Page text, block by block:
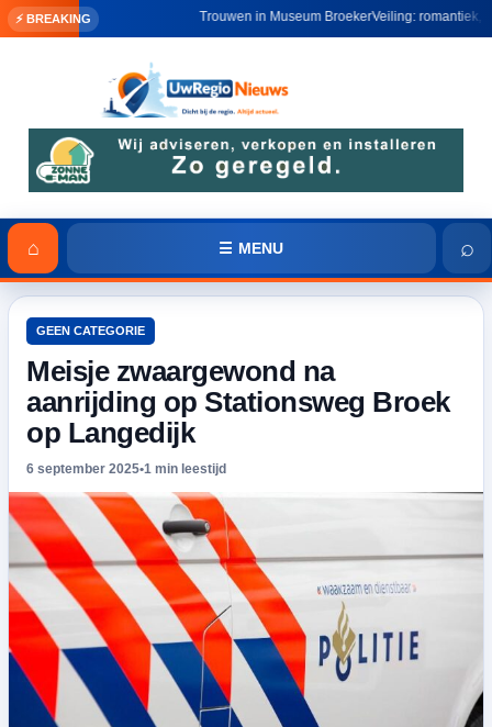
⚡ BREAKING Trouwen in Museum BroekerVeiling: romantiek,
⌂ ☰ MENU ⌕
GEEN CATEGORIE
Meisje zwaargewond na
aanrijding op Stationsweg Broek
op Langedijk
6 september 2025•1 min leestijd